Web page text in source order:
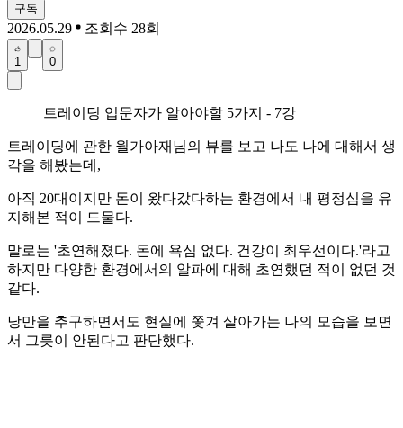
구독
2026.05.29 조회수 28회
1 0
트레이딩 입문자가 알아야할 5가지 - 7강
트레이딩에 관한 월가아재님의 뷰를 보고 나도 나에 대해서 생
각을 해봤는데,
아직 20대이지만 돈이 왔다갔다하는 환경에서 내 평정심을 유
지해본 적이 드물다.
말로는 '초연해졌다. 돈에 욕심 없다. 건강이 최우선이다.'라고
하지만 다양한 환경에서의 알파에 대해 초연했던 적이 없던 것
같다.
낭만을 추구하면서도 현실에 쫓겨 살아가는 나의 모습을 보면
서 그릇이 안된다고 판단했다.